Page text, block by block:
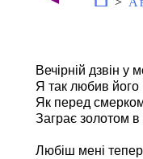
Вечірній дзвін у
Я так любив його
Як перед смерком
Заграє золотом
Любіш мені тепер